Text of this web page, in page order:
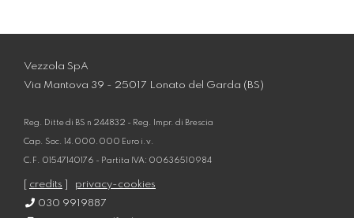
Vezzola SpA
Via Mantova 39 - 25017 Lonato del Garda (BS)
Reg. Ditte di BS n 244832 - Reg. Impr. di Brescia
Cap. Soc. 14.000.000 Euro i.v.
C.F. 01547140176 - Partita IVA: 00636510984
credits
privacy-cookies
030 9919887